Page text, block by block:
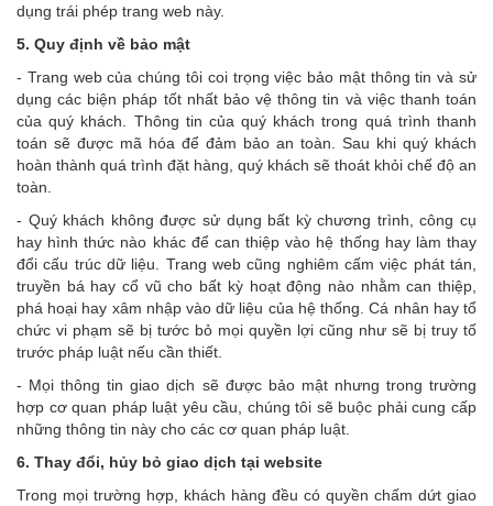
dụng trái phép trang web này.
5. Quy định về bảo mật
- Trang web của chúng tôi coi trọng việc bảo mật thông tin và sử
dụng các biện pháp tốt nhất bảo vệ thông tin và việc thanh toán
của quý khách. Thông tin của quý khách trong quá trình thanh
toán sẽ được mã hóa để đảm bảo an toàn. Sau khi quý khách
hoàn thành quá trình đặt hàng, quý khách sẽ thoát khỏi chế độ an
toàn.
- Quý khách không được sử dụng bất kỳ chương trình, công cụ
hay hình thức nào khác để can thiệp vào hệ thống hay làm thay
đổi cấu trúc dữ liệu. Trang web cũng nghiêm cấm việc phát tán,
truyền bá hay cổ vũ cho bất kỳ hoạt động nào nhằm can thiệp,
phá hoại hay xâm nhập vào dữ liệu của hệ thống. Cá nhân hay tổ
chức vi phạm sẽ bị tước bỏ mọi quyền lợi cũng như sẽ bị truy tố
trước pháp luật nếu cần thiết.
- Mọi thông tin giao dịch sẽ được bảo mật nhưng trong trường
hợp cơ quan pháp luật yêu cầu, chúng tôi sẽ buộc phải cung cấp
những thông tin này cho các cơ quan pháp luật.
6. Thay đổi, hủy bỏ giao dịch tại website
Trong mọi trường hợp, khách hàng đều có quyền chấm dứt giao